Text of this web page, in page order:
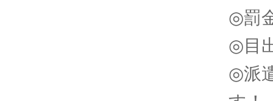
◎罰
◎目
◎派